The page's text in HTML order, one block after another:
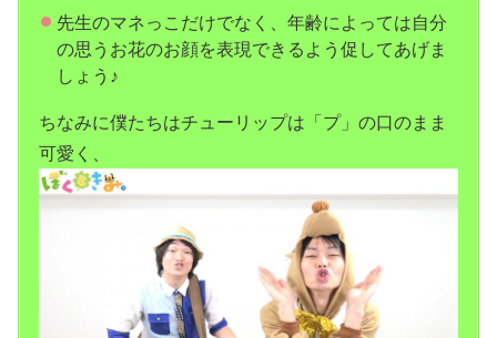
先生のマネっこだけでなく、年齢によっては自分
の思うお花のお顔を表現できるよう促してあげま
しょう♪
ちなみに僕たちはチューリップは「プ」の口のまま
可愛く、